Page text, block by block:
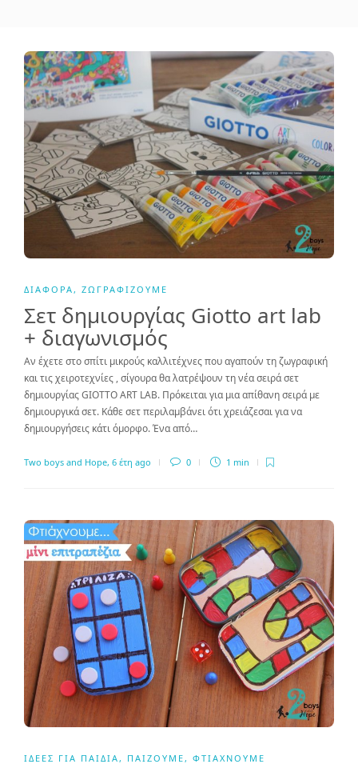
ΔΙΆΦΟΡΑ , ΖΩΓΡΑΦΊΖΟΥΜΕ
Σετ δημιουργίας Giotto art lab
+ διαγωνισμός
Αν έχετε στο σπίτι μικρούς καλλιτέχνες που αγαπούν τη ζωγραφική
και τις χειροτεχνίες , σίγουρα θα λατρέψουν τη νέα σειρά σετ
δημιουργίας GIOTTO ART LAB. Πρόκειται για μια απίθανη σειρά με
δημιουργικά σετ. Κάθε σετ περιλαμβάνει ότι χρειάζεσαι για να
δημιουργήσεις κάτι όμορφο. Ένα από…
Two boys and Hope, 6 έτη ago 0 1 min
ΙΔΈΕΣ ΓΙΑ ΠΑΙΔΙΆ , ΠΑΊΖΟΥΜΕ , ΦΤΙΆΧΝΟΥΜΕ